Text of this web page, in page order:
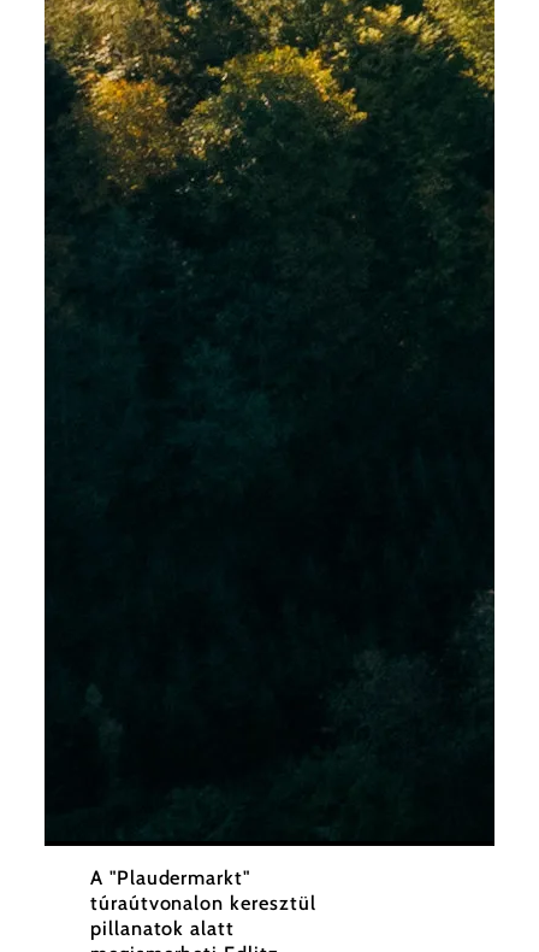
A "Plaudermarkt"
túraútvonalon keresztül
pillanatok alatt